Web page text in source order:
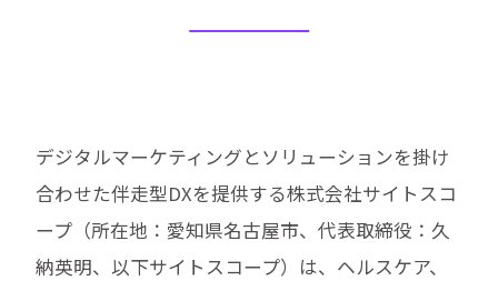
デジタルマーケティングとソリューションを掛け
合わせた伴走型DXを提供する株式会社サイトスコ
ープ（所在地：愛知県名古屋市、代表取締役：久
納英明、以下サイトスコープ）は、ヘルスケア、